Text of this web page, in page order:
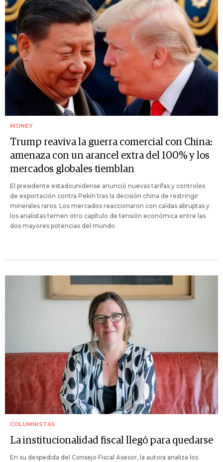
MONEY
Trump reaviva la guerra comercial con China:
amenaza con un arancel extra del 100% y los
mercados globales tiemblan
El presidente estadounidense anunció nuevas tarifas y controles
de exportación contra Pekín tras la decisión china de restringir
minerales raros. Los mercados reaccionaron con caídas abruptas y
los analistas temen otro capítulo de tensión económica entre las
dos mayores potencias del mundo.
COLUMNISTAS
La institucionalidad fiscal llegó para quedarse
En su despedida del Consejo Fiscal Asesor, la autora analiza los